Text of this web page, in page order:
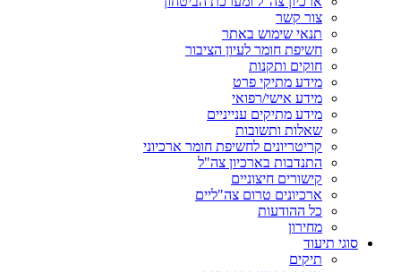
צור קשר
תנאי שימוש באתר
חשיפת חומר לעיון הציבור
חוקים ותקנות
מידע מתיקי פרט
מידע אישי/רפואי
מידע מתיקים ענייניים
שאלות ותשובות
קריטריונים לחשיפת חומר ארכיוני
התנדבות בארכיון צה"ל
קישורים חיצוניים
ארכיונים טרום צה"ליים
כל ההודעות
מחירון
סוגי תיעוד
תיקים